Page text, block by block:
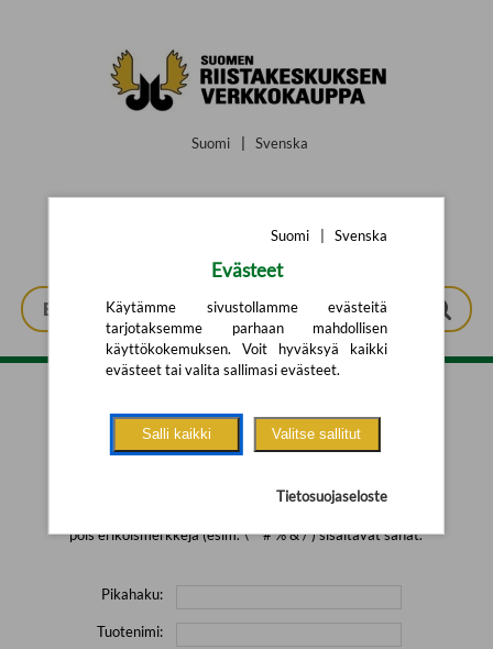
Suomi Svenska
Tarkennettu haku
pois erikoismerkkejä (esim. \' " # % & / ) sisältävät sanat.
Pikahaku:
Tuotenimi:
Suomi Svenska
Evästeet
Käytämme sivustollamme evästeitä
tarjotaksemme parhaan mahdollisen
käyttökokemuksen. Voit hyväksyä kaikki
evästeet tai valita sallimasi evästeet.
Salli kaikki Valitse sallitut
Tietosuojaseloste